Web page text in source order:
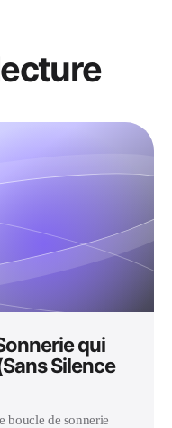
qui
Silence
boucle de sonnerie